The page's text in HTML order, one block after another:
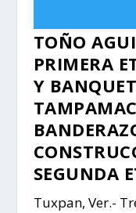
TOÑO
PRIMERA
Y
SEGUNDA
Tuxpan, Ver.-